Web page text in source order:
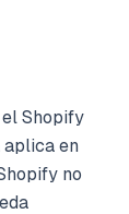
Shopify
en
no